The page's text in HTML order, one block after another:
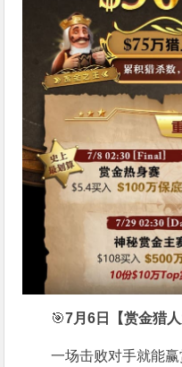
🎯7月6日【赏金猎
一场击败对手就能